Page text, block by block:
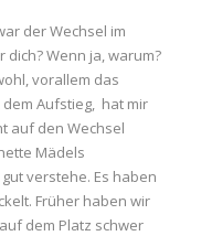
der Wechsel im
Wenn ja, warum?
vorallem das
Aufstieg, hat mir
auf den Wechsel
Mädels
verstehe. Es haben
Früher haben wir
dem Platz schwer